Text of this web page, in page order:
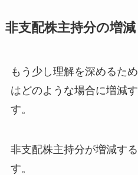
非支配株主持分の増減
もう少し理解を深めるため
はどのような場合に増減す
す。
非支配株主持分が増減す
す。